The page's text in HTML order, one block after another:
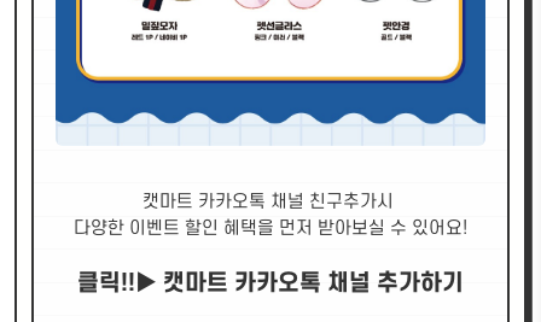
캣마트 카카오톡 채널 친구추가시
다양한 이벤트 할인 혜택을 먼저 받아보실 수 있어요!
클릭!!▶ 캣마트 카카오톡 채널 추가하기